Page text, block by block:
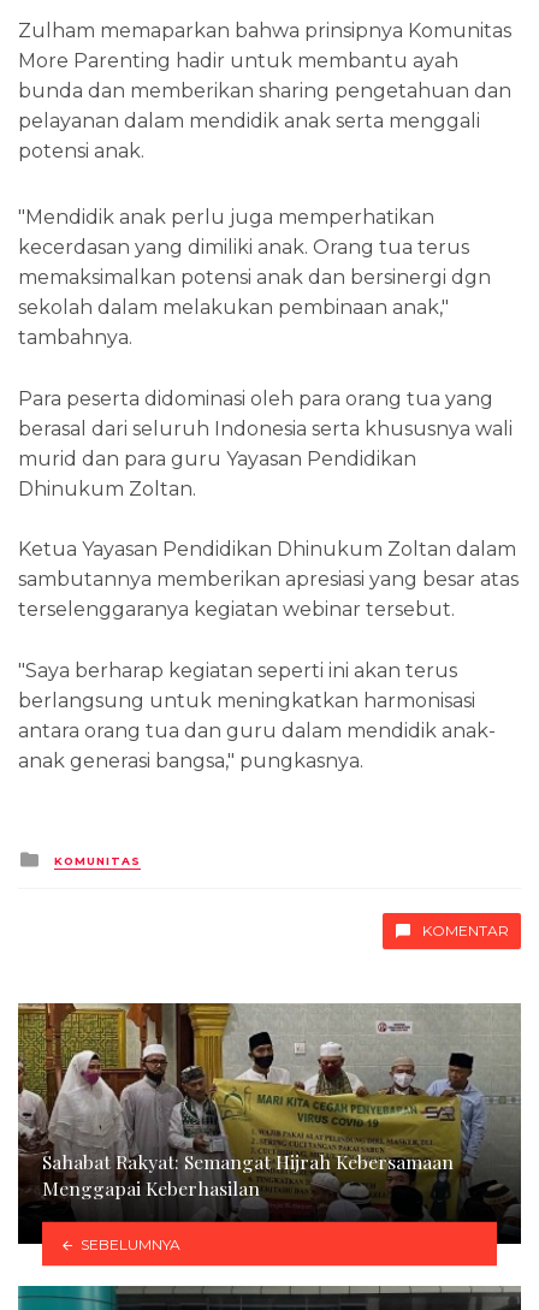
Zulham memaparkan bahwa prinsipnya Komunitas
More Parenting hadir untuk membantu ayah
bunda dan memberikan sharing pengetahuan dan
pelayanan dalam mendidik anak serta menggali
potensi anak.
"Mendidik anak perlu juga memperhatikan
kecerdasan yang dimiliki anak. Orang tua terus
memaksimalkan potensi anak dan bersinergi dgn
sekolah dalam melakukan pembinaan anak,"
tambahnya.
Para peserta didominasi oleh para orang tua yang
berasal dari seluruh Indonesia serta khususnya wali
murid dan para guru Yayasan Pendidikan
Dhinukum Zoltan.
Ketua Yayasan Pendidikan Dhinukum Zoltan dalam
sambutannya memberikan apresiasi yang besar atas
terselenggaranya kegiatan webinar tersebut.
"Saya berharap kegiatan seperti ini akan terus
berlangsung untuk meningkatkan harmonisasi
antara orang tua dan guru dalam mendidik anak-
anak generasi bangsa," pungkasnya.
Posted
in
KOMUNITAS
KOMENTAR
Sahabat Rakyat: Semangat Hijrah Kebersamaan
Menggapai Keberhasilan
SEBELUMNYA